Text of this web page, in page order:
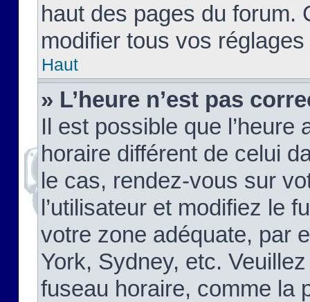
haut des pages du forum.
modifier tous vos
Haut
» L’heure n’est pas
Il est possible que
horaire différent de celui
le cas, rendez-vous sur
l’utilisateur et modifiez le
votre zone adéquate, par
York, Sydney, etc.
fuseau horaire, comme la